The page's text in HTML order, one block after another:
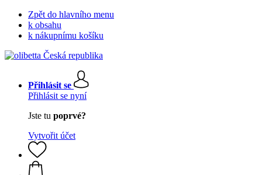
Zpět do hlavního menu
k obsahu
k nákupnímu košíku
Přihlásit se
Přihlásit se nyní
Jste tu poprvé?
Vytvořit účet